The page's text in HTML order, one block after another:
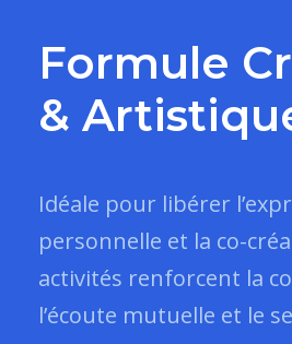
Formule
&
Idéale pour libérer
personnelle et la co-
activités renforcent la
l’écoute mutuelle et le